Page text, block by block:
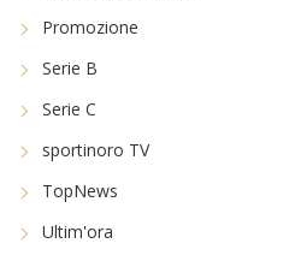
Promozione
Serie B
Serie C
sportinoro TV
TopNews
Ultim'ora